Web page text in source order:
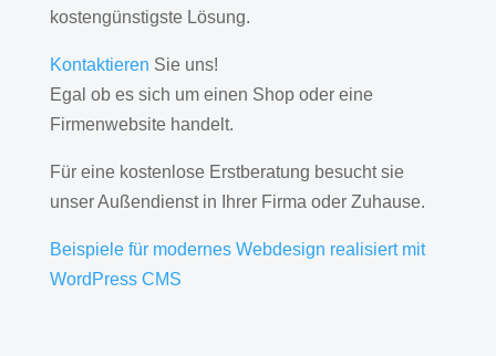
kostengünstigste Lösung.
Kontaktieren Sie uns!
Egal ob es sich um einen Shop oder eine
Firmenwebsite handelt.
Für eine kostenlose Erstberatung besucht sie
unser Außendienst in Ihrer Firma oder Zuhause.
Beispiele für modernes Webdesign realisiert mit
WordPress CMS